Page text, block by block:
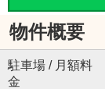
物件概要
駐車場 / 月額料
金